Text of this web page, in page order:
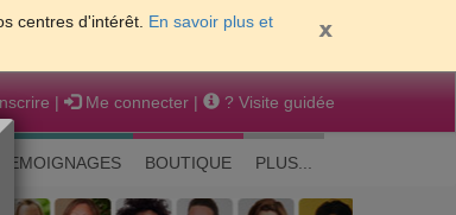
centres d'intérêt. En savoir plus et
| Me connecter | ? Visite guidée
TEMOIGNAGES BOUTIQUE PLUS...